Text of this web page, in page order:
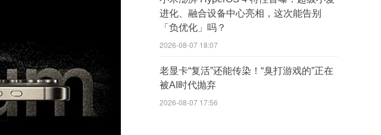
进化、融合设备中心亮相，这次能告别
「负优化」吗？
2026-08-07 18:07
老显卡“复活”还能传染！“臭打游戏的”正在
被AI时代抛弃
2026-08-07 17:56